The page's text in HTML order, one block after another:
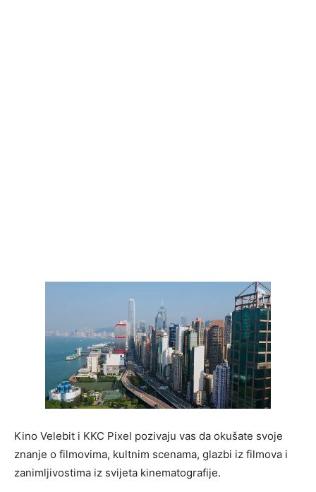
Kino Velebit i KKC Pixel pozivaju vas da okušate svoje
znanje o filmovima, kultnim scenama, glazbi iz filmova i
zanimljivostima iz svijeta kinematografije.